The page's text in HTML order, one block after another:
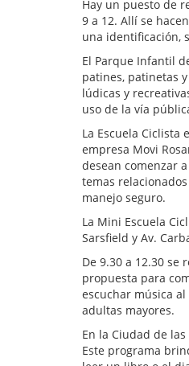
Hay un puesto de
9 a 12. Allí se
una identificación,
El Parque Infantil
patines, patinetas
lúdicas y
uso de la vía
La Escuela
empresa Movi
desean comenzar
temas
manejo seguro.
La Mini Escuela
Sarsfield y Av.
De 9.30 a 12.30
propuesta para
escuchar música
adultas mayores.
En la Ciudad de
Este programa